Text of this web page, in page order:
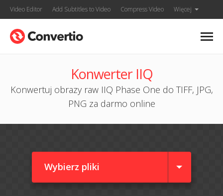
Video Editor Add Subtitles to Video Compress Video Więcej
Konwerter IIQ
Konwertuj obrazy raw IIQ Phase One do TIFF, JPG,
PNG za darmo online
Wybierz pliki